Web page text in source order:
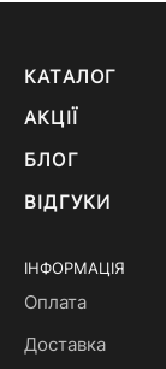
КАТАЛОГ
АКЦІЇ
БЛОГ
ВІДГУКИ
ІНФОРМАЦІЯ
Оплата
Доставка